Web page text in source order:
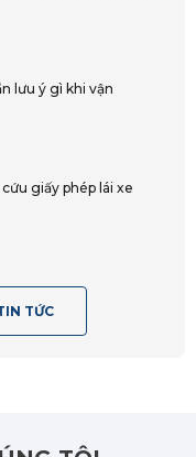
lưu ý gì khi vận
giấy phép lái xe
TỨC